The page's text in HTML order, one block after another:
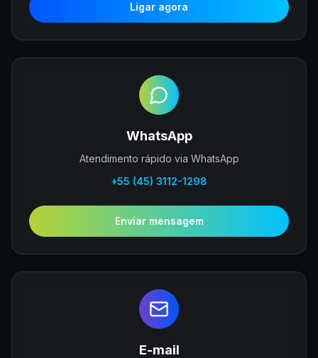
Ligar agora
WhatsApp
Atendimento rápido via WhatsApp
+55 (45) 3112-1298
Enviar mensagem
E-mail